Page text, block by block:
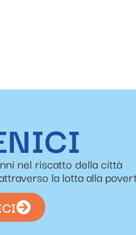
nel riscatto della città
la lotta alla